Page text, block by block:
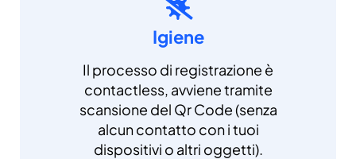
Igiene
Il processo di registrazione è
contactless, avviene tramite
scansione del Qr Code (senza
alcun contatto con i tuoi
dispositivi o altri oggetti).